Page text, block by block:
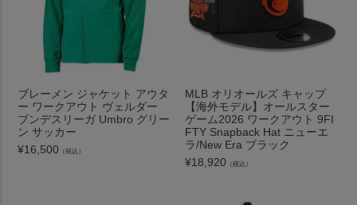
ブレーメン ジャケット アウタ
ー ワークアウト ヴェルダー
ブンデスリーガ Umbro グリー
ン サッカー
¥16,500 （税込）
MLB オリオールズ キャップ
【海外モデル】オールスター
ゲーム2026 ワークアウト 9FI
FTY Snapback Hat ニューエ
ラ/New Era ブラック
¥18,920 （税込）